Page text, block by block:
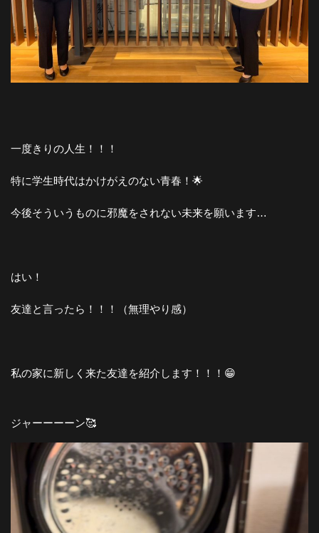
一度きりの人生！！！
特に学生時代はかけがえのない青春！🌟
今後そういうものに邪魔をされない未来を願います…
はい！
友達と言ったら！！！（無理やり感）
私の家に新しく来た友達を紹介します！！！😁
ジャーーーーン🥰